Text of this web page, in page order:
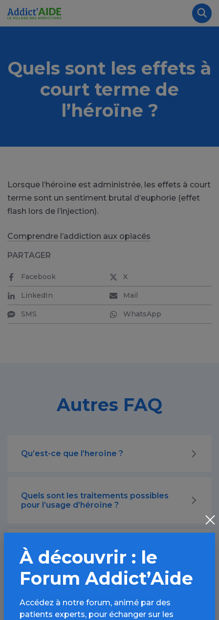
Aller au contenu principal
Quels sont les effets à
court terme de
l’héroïne ?
Lorsque l’héroïne est administrée, les effets à court
terme sont un sentiment brutal d’euphorie (effet
flash lors de l’injection).
Comprendre l’addiction aux opiacés
PARTAGER
Facebook X
LinkedIn Mail
SMS WhatsApp
Autres FAQ
Qu’est-ce que l’heroïne ?
Quels sont les traitements possibles
pour l’usage d’héroïne ?
Comment l’héroïne est-elle utilisée ?
l’héroïne ?
À découvrir : le
Forum Addict’Aide
Accédez à notre forum, animé par des
patients experts, pour échanger sur les
Panneau de gestion des cookies